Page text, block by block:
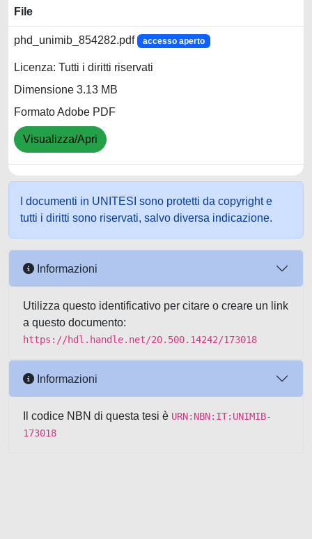
File
phd_unimib_854282.pdf accesso aperto
Licenza: Tutti i diritti riservati
Dimensione 3.13 MB
Formato Adobe PDF
Visualizza/Apri
I documenti in UNITESI sono protetti da copyright e
tutti i diritti sono riservati, salvo diversa indicazione.
Informazioni
Utilizza questo identificativo per citare o creare un link
a questo documento:
https://hdl.handle.net/20.500.14242/173018
Informazioni
Il codice NBN di questa tesi è URN:NBN:IT:UNIMIB-
173018